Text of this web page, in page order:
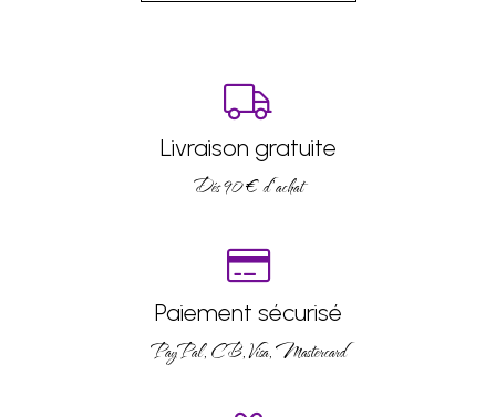
Livraison gratuite
Dés 90 € d’achat
Paiement sécurisé
PayPal, CB, Visa, Mastercard